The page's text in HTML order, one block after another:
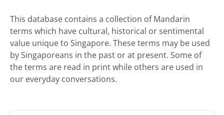
This database contains a collection of Mandarin
terms which have cultural, historical or sentimental
value unique to Singapore. These terms may be used
by Singaporeans in the past or at present. Some of
the terms are read in print while others are used in
our everyday conversations.